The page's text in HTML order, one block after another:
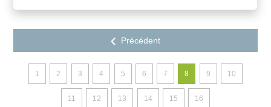
1 2 3 4 5 6 7 8 9 10
11 12 13 14 15 16